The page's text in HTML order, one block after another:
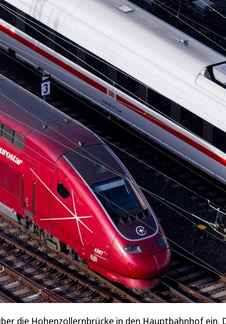
die Hohenzollernbrücke in den Hauptbahnhof